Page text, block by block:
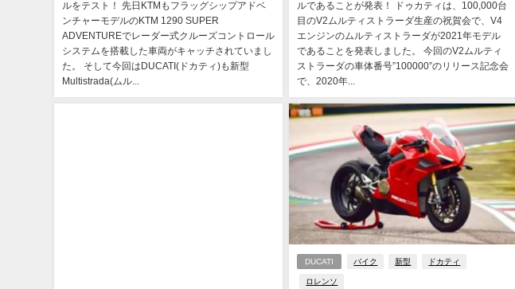
ルをテスト！ 先日KTMもフラッグシップアドベ
ンチャーモデルのKTM 1290 SUPER
ADVENTUREでレーダー式クルーズコントロール
システムを搭載した車両がキャッチされていまし
た。 そして今回はDUCATI(ドカティ)も新型
Multistrada(ムル...
ルであることが発表！ ドゥカティは、100,000台
目のV2ムルティストラーダ生産の祝賀会で、V4
エンジンのムルティストラーダが2021年モデル
であることを発表しました。 今回のV2ムルティ
ストラーダの車体番号”100000”のリリース記念会
で、2020年...
DUCATI バイク 新型 ドカティ
ロレンソ